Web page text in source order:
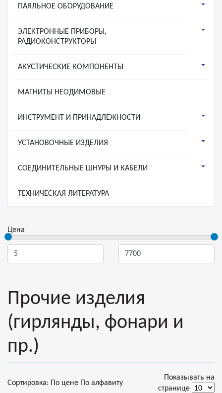
ПАЯЛЬНОЕ ОБОРУДОВАНИЕ
ЭЛЕКТРОННЫЕ ПРИБОРЫ,
РАДИОКОНСТРУКТОРЫ
АКУСТИЧЕСКИЕ КОМПОНЕНТЫ
МАГНИТЫ НЕОДИМОВЫЕ
ИНСТРУМЕНТ И ПРИНАДЛЕЖНОСТИ
УСТАНОВОЧНЫЕ ИЗДЕЛИЯ
СОЕДИНИТЕЛЬНЫЕ ШНУРЫ И КАБЕЛИ
ТЕХНИЧЕСКАЯ ЛИТЕРАТУРА
Цена
Прочие изделия
(гирлянды, фонари и
пр.)
Сортировка: По цене По алфавиту
Показывать на
странице